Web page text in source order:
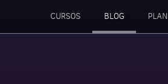
CURSOS BLOG